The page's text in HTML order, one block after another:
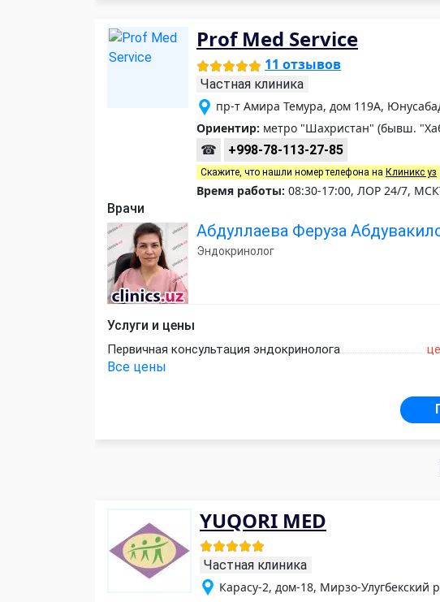
Prof Med Service
11 отзывов
Частная клиника
пр-т Амира Темура, дом 119А,
Ориентир: метро "Шахристан" (бывш.
☎
+998-78-113-27-85
Скажите, что нашли номер телефона на Клиникс уз
Время работы: 08:30-17:00, ЛОР 24/7,
Врачи
Абдуллаева Феруза
Эндокринолог
Услуги и цены
Первичная консультация эндокринолога
Все цены
YUQORI MED
Частная клиника
Карасу-2, дом-18, Мирзо-Улугбекский